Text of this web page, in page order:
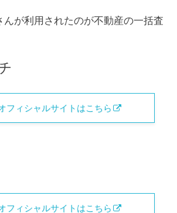
んが利用されたのが不動産の一括査
フィシャルサイトはこちら
フィシャルサイトはこちら